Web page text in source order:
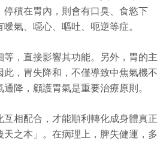
積在胃內，則會有口臭、食慾下
氣、噁心、嘔吐、呃逆等症。
，直接影響其功能。另外，胃的主
此，胃失降和，不僅導致中焦氣機不
降，顧護胃氣是重要治療原則。
相配合，才能順利轉化成身體真正
天之本」。在病理上，脾失健運，多